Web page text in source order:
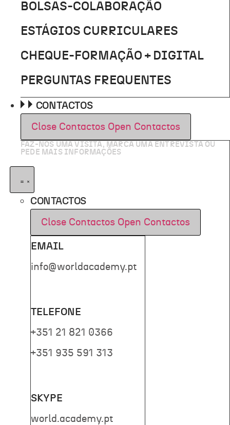
BOLSAS-COLABORAÇÃO
ESTÁGIOS CURRICULARES
CHEQUE-FORMAÇÃO + DIGITAL
PERGUNTAS FREQUENTES
CONTACTOS
Close Contactos Open Contactos
FAZ-NOS UMA VISITA, MARCA UMA ENTREVISTA OU
PEDE MAIS INFORMAÇÕES
CONTACTOS
Close Contactos Open Contactos
EMAIL
info@worldacademy.pt
TELEFONE
+351 21 821 0366
+351 935 591 313
SKYPE
world.academy.pt